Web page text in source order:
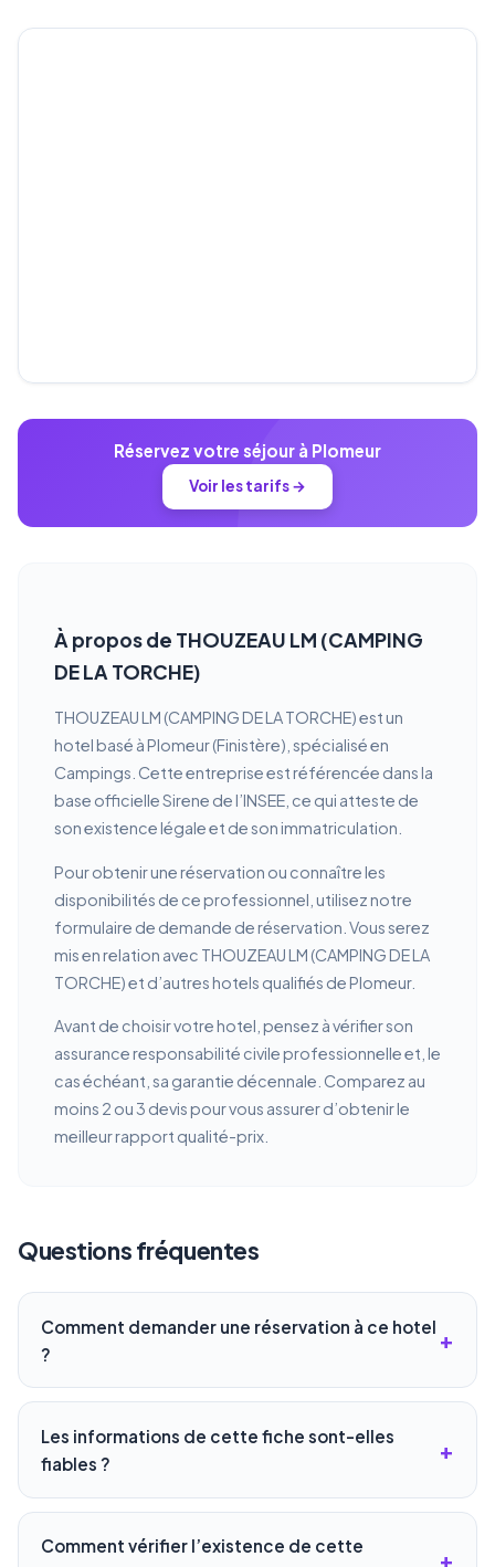
Réservez votre séjour à Plomeur
Voir les tarifs →
À propos de THOUZEAU LM (CAMPING
DE LA TORCHE)
THOUZEAU LM (CAMPING DE LA TORCHE) est un
hotel basé à Plomeur (Finistère), spécialisé en
Campings. Cette entreprise est référencée dans la
base officielle Sirene de l’INSEE, ce qui atteste de
son existence légale et de son immatriculation.
Pour obtenir une réservation ou connaître les
disponibilités de ce professionnel, utilisez notre
formulaire de demande de réservation. Vous serez
mis en relation avec THOUZEAU LM (CAMPING DE LA
TORCHE) et d’autres hotels qualifiés de Plomeur.
Avant de choisir votre hotel, pensez à vérifier son
assurance responsabilité civile professionnelle et, le
cas échéant, sa garantie décennale. Comparez au
moins 2 ou 3 devis pour vous assurer d’obtenir le
meilleur rapport qualité-prix.
Questions fréquentes
Comment demander une réservation à ce hotel
?
Les informations de cette fiche sont-elles
fiables ?
Comment vérifier l’existence de cette